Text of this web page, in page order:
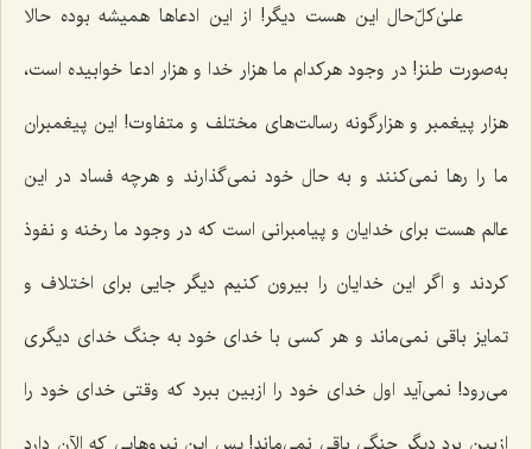
علیٰ‌کلّ‌حال این هست دیگر! از این ادعاها همیشه بوده‌ حالا
به‌صورت طنز! در وجود هرکدام ما هزار خدا و هزار ادعا خوابیده است،
هزار پیغمبر و هزارگونه رسالت‌های مختلف و متفاوت! این پیغمبران
ما را رها نمی‌کنند و به حال خود نمی‌گذارند و هرچه فساد در این
عالم هست برای خدایان و پیامبرانی است که در وجود ما رخنه و نفوذ
کردند و اگر این خدایان را بیرون کنیم دیگر جایی برای اختلاف و
تمایز باقی نمی‌ماند و هر کسی با خدای خود به جنگ خدای دیگری
می‌رود! نمی‌آید اول خدای خود را ازبین ببرد که وقتی خدای خود را